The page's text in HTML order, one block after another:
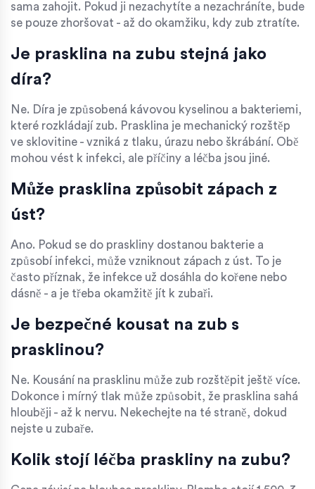
sama zahojit. Pokud ji nezachytíte a nezachráníte, bude
se pouze zhoršovat - až do okamžiku, kdy zub ztratíte.
Je prasklina na zubu stejná jako
díra?
Ne. Díra je způsobená kávovou kyselinou a bakteriemi,
které rozkládají zub. Prasklina je mechanický rozštěp
ve sklovitine - vzniká z tlaku, úrazu nebo škrábání. Obě
mohou vést k infekci, ale příčiny a léčba jsou jiné.
Může prasklina způsobit zápach z
úst?
Ano. Pokud se do praskliny dostanou bakterie a
způsobí infekci, může vzniknout zápach z úst. To je
často příznak, že infekce už dosáhla do kořene nebo
dásně - a je třeba okamžitě jít k zubaři.
Je bezpečné kousat na zub s
prasklinou?
Ne. Kousání na prasklinu může zub rozštěpit ještě více.
Dokonce i mírný tlak může způsobit, že prasklina sahá
hlouběji - až k nervu. Nekechejte na té straně, dokud
nejste u zubaře.
Kolik stojí léčba praskliny na zubu?